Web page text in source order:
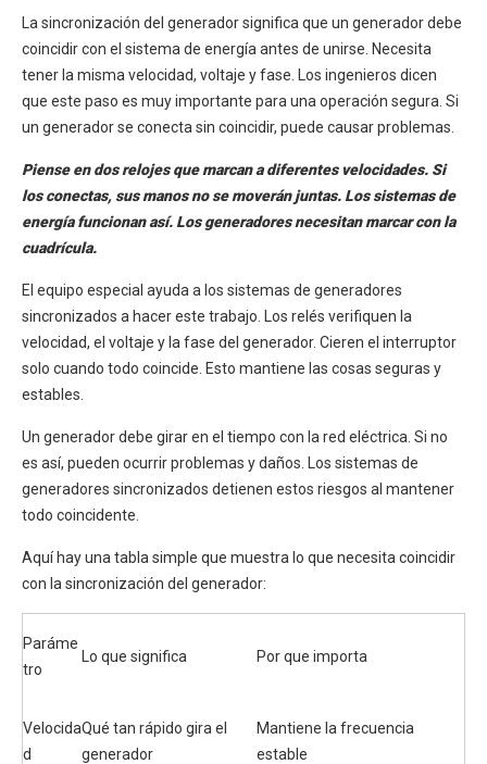
La sincronización del generador significa que un generador debe
coincidir con el sistema de energía antes de unirse. Necesita
tener la misma velocidad, voltaje y fase. Los ingenieros dicen
que este paso es muy importante para una operación segura. Si
un generador se conecta sin coincidir, puede causar problemas.
Piense en dos relojes que marcan a diferentes velocidades. Si
los conectas, sus manos no se moverán juntas. Los sistemas de
energía funcionan así. Los generadores necesitan marcar con la
cuadrícula.
El equipo especial ayuda a los sistemas de generadores
sincronizados a hacer este trabajo. Los relés verifiquen la
velocidad, el voltaje y la fase del generador. Cieren el interruptor
solo cuando todo coincide. Esto mantiene las cosas seguras y
estables.
Un generador debe girar en el tiempo con la red eléctrica. Si no
es así, pueden ocurrir problemas y daños. Los sistemas de
generadores sincronizados detienen estos riesgos al mantener
todo coincidente.
Aquí hay una tabla simple que muestra lo que necesita coincidir
con la sincronización del generador:
Paráme
tro
Lo que significa Por que importa
Velocida
d
Qué tan rápido gira el
generador
Mantiene la frecuencia
estable